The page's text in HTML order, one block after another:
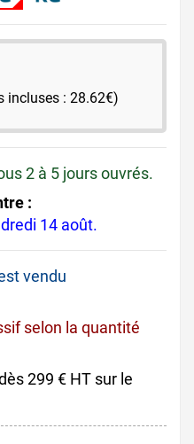
incluses : 28.62€)
2 à 5 jours ouvrés.
:
14 août.
vendu
selon la quantité
299 € HT sur le